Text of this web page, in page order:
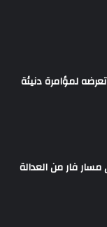
تعرضه لمؤامرة دنيئة
فار من العدالة